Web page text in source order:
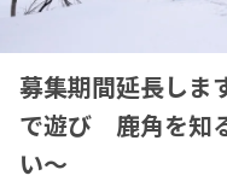
募集期間延長し
で遊び 鹿角を知
い～